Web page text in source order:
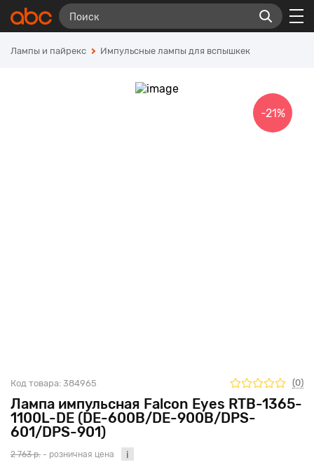
Лампы и пайрекс Импульсные лампы для вспышкек
Лампа импульсная Falcon Eyes RTB-1365-
1100L-DE (DE-600B/DE-900B/DPS-
601/DPS-901)
Код товара: 384965 (0)
-21%
2 763 р. - розничная цена